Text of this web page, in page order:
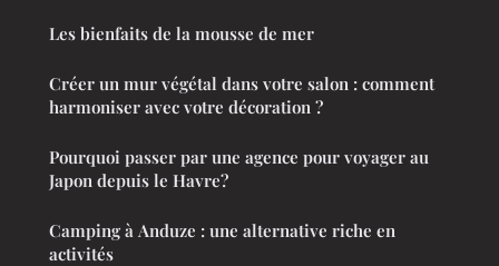
Les bienfaits de la mousse de mer
Créer un mur végétal dans votre salon : comment
harmoniser avec votre décoration ?
Pourquoi passer par une agence pour voyager au
Japon depuis le Havre?
Camping à Anduze : une alternative riche en
activités